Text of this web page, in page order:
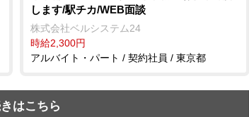
します/駅チカ/WEB面談
株式会社ベルシステム24
時給2,300円
アルバイト・パート / 契約社員 / 東京都
はこちら